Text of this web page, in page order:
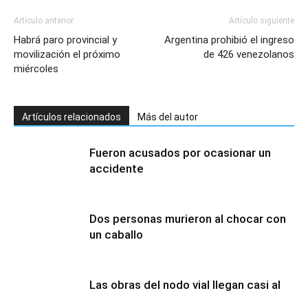
Artículo anterior
Habrá paro provincial y
movilización el próximo
miércoles
Artículo siguiente
Argentina prohibió el ingreso
de 426 venezolanos
Artículos relacionados Más del autor
Fueron acusados por ocasionar un
accidente
Dos personas murieron al chocar con
un caballo
Las obras del nodo vial llegan casi al